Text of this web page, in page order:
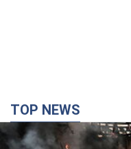
TOP NEWS